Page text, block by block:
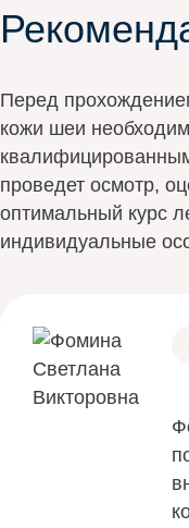
Перед
кожи шеи
проведет осмотр,
оптимальный курс
индивидуальные